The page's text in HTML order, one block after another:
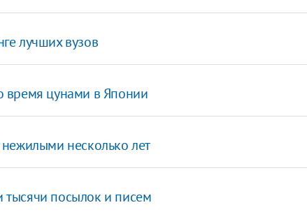
лучших вузов
время цунами в Японии
несколько лет
тысячи посылок и писем